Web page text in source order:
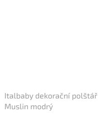
Italbaby dekorační polštář
Muslin modrý